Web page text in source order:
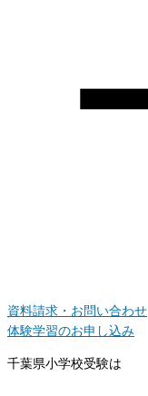
資料請求・お問い合わせ
体験学習のお申し込み
千葉県小学校受験は